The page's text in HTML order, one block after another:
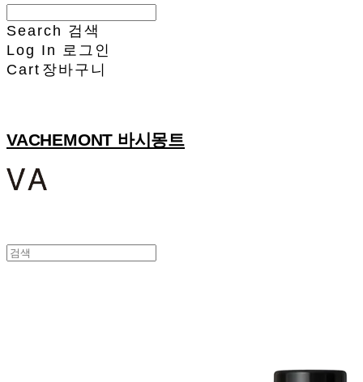
Search 검색
Log In 로그인
Cart 장바구니
VACHEMONT 바시몽트